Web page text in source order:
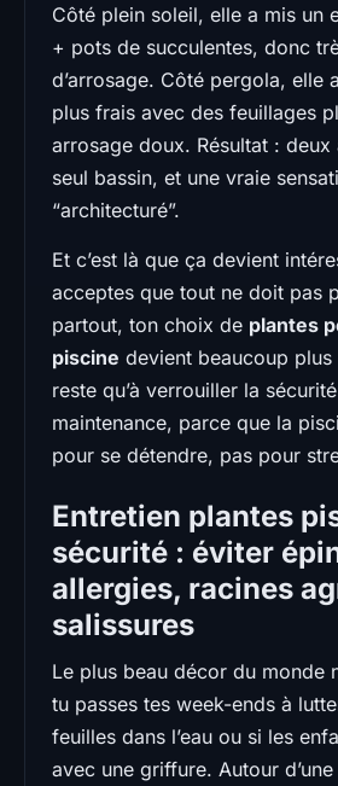
Côté plein soleil, elle a mis un
+ pots de succulentes, donc
d’arrosage. Côté pergola, elle
plus frais avec des feuillages
arrosage doux. Résultat : deux
seul bassin, et une vraie
“architecturé”.
Et c’est là que ça devient
acceptes que tout ne doit pas
partout, ton choix de plantes
piscine devient beaucoup plus
reste qu’à verrouiller la
maintenance, parce que la
pour se détendre, pas pour
Entretien plantes
sécurité : éviter
allergies, racines
salissures
Le plus beau décor du monde
tu passes tes week-ends à
feuilles dans l’eau ou si les
avec une griffure. Autour